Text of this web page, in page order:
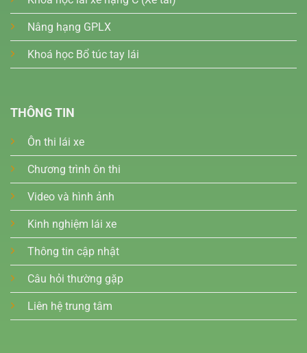
Nâng hạng GPLX
Khoá học Bổ túc tay lái
THÔNG TIN
Ôn thi lái xe
Chương trình ôn thi
Video và hình ảnh
Kinh nghiệm lái xe
Thông tin cập nhật
Câu hỏi thường gặp
Liên hệ trung tâm